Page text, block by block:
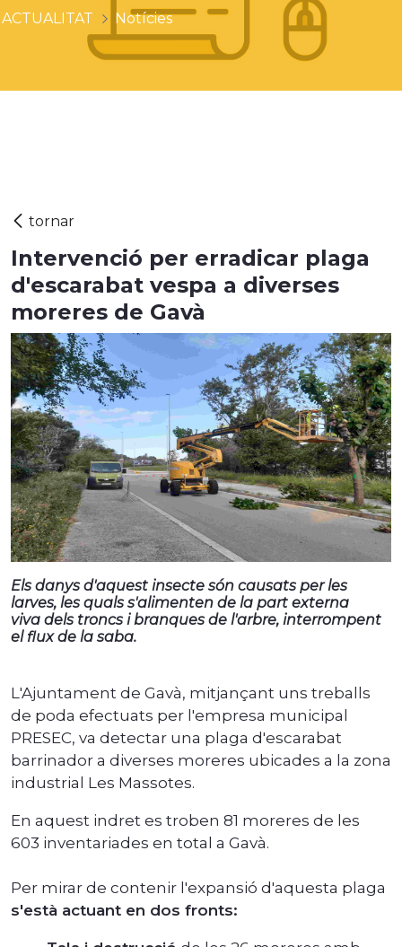
ACTUALITAT Notícies
Intervenció per erradicar plaga
d'escarabat vespa a diverses
moreres de Gavà
Els danys d'aquest insecte són causats per les
larves, les quals s'alimenten de la part externa
viva dels troncs i branques de l'arbre, interrompent
el flux de la saba.
L'Ajuntament de Gavà, mitjançant uns treballs
de poda efectuats per l'empresa municipal
PRESEC, va detectar una plaga d'escarabat
barrinador a diverses moreres ubicades a la zona
industrial Les Massotes.
En aquest indret es troben 81 moreres de les
603 inventariades en total a Gavà.
Per mirar de contenir l'expansió d'aquesta plaga
s'està actuant en dos fronts: